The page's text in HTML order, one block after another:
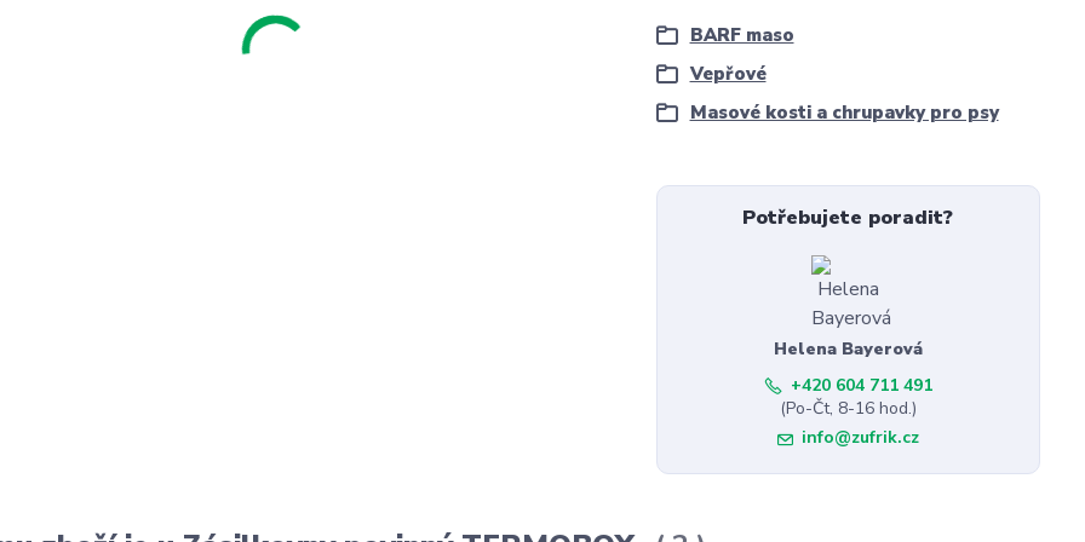
BARF maso
Vepřové
Masové kosti a chrupavky pro psy
Potřebujete poradit?
Helena Bayerová
+420 604 711 491
(Po-Čt, 8-16 hod.)
info@zufrik.cz